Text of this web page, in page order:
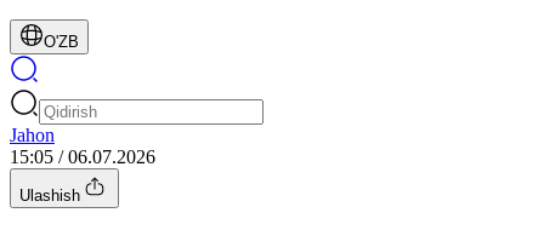
O'ZB
Jahon
15:05 / 06.07.2026
Ulashish